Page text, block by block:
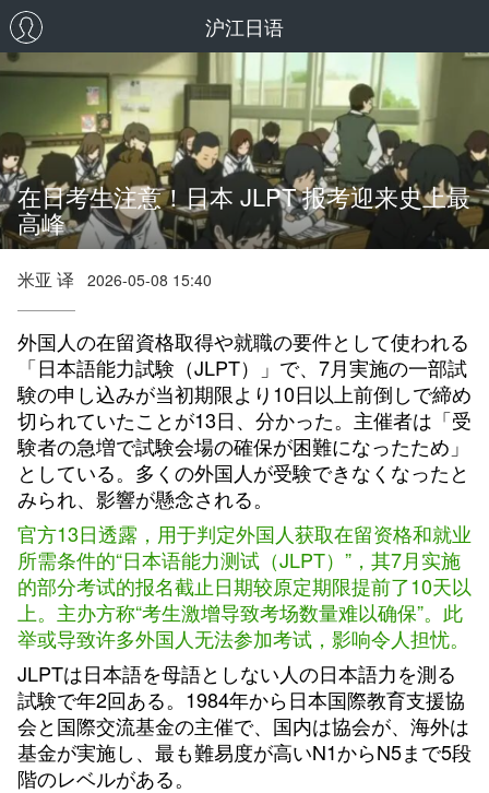
沪江日语
在日考生注意！日本 JLPT 报考迎来史上最
高峰
米亚 译 2026-05-08 15:40
外国人の在留資格取得や就職の要件として使われる
「日本語能力試験（JLPT）」で、7月実施の一部試
験の申し込みが当初期限より10日以上前倒しで締め
切られていたことが13日、分かった。主催者は「受
験者の急増で試験会場の確保が困難になったため」
としている。多くの外国人が受験できなくなったと
みられ、影響が懸念される。
官方13日透露，用于判定外国人获取在留资格和就业
所需条件的“日本语能力测试（JLPT）”，其7月实施
的部分考试的报名截止日期较原定期限提前了10天以
上。主办方称“考生激增导致考场数量难以确保”。此
举或导致许多外国人无法参加考试，影响令人担忧。
JLPTは日本語を母語としない人の日本語力を測る
試験で年2回ある。1984年から日本国際教育支援協
会と国際交流基金の主催で、国内は協会が、海外は
基金が実施し、最も難易度が高いN1からN5まで5段
階のレベルがある。